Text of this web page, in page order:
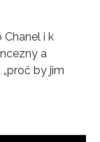
i k
a
by jim